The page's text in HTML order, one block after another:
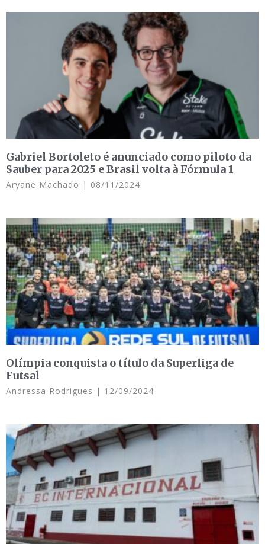
Gabriel Bortoleto é anunciado como piloto da
Sauber para 2025 e Brasil volta à Fórmula 1
Aryane Machado 08/11/2024
Olímpia conquista o título da Superliga de
Futsal
Andressa Rodrigues 12/09/2024